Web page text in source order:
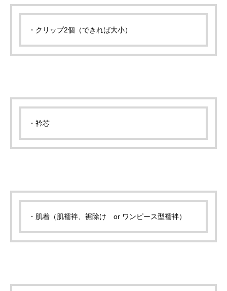
・クリップ2個（できれば大小）
・衿芯
・肌着（肌襦袢、裾除け or ワンピース型襦袢）